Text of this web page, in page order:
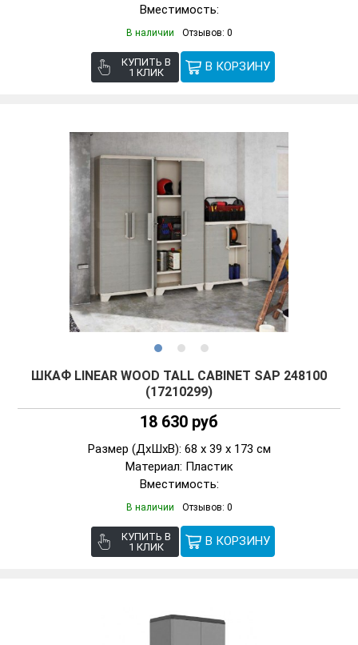
Вместимость:
В наличии Отзывов: 0
КУПИТЬ В
1 КЛИК
ШКАФ LINEAR WOOD TALL CABINET SAP 248100
(17210299)
18 630 руб
Размер (ДxШxВ): 68 x 39 x 173 см
Материал: Пластик
Вместимость:
В наличии Отзывов: 0
КУПИТЬ В
1 КЛИК